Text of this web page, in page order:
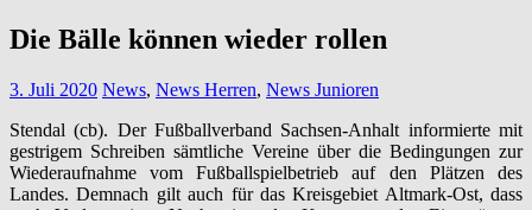
Die Bälle können wieder rollen
3. Juli 2020 News, News Herren, News Junioren
Stendal (cb). Der Fußballverband Sachsen-Anhalt informierte mit
gestrigem Schreiben sämtliche Vereine über die Bedingungen zur
Wiederaufnahme vom Fußballspielbetrieb auf den Plätzen des
Landes. Demnach gilt auch für das Kreisgebiet Altmark-Ost, dass